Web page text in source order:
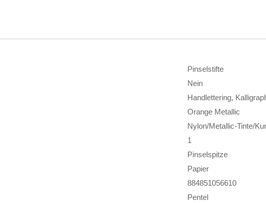
Pinselstifte
Nein
Handlettering,
Orange Metallic
Nylon/Metallic-Tinte/
1
Pinselspitze
Papier
884851056610
Pentel